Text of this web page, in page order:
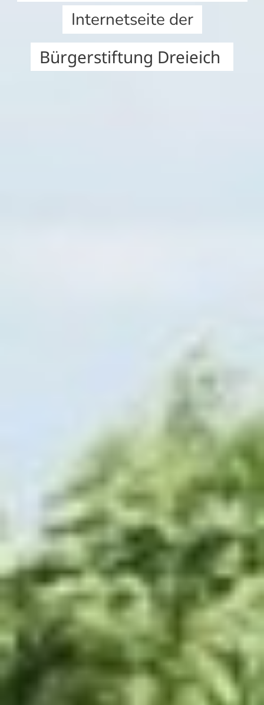
Internetseite der
Bürgerstiftung Dreieich